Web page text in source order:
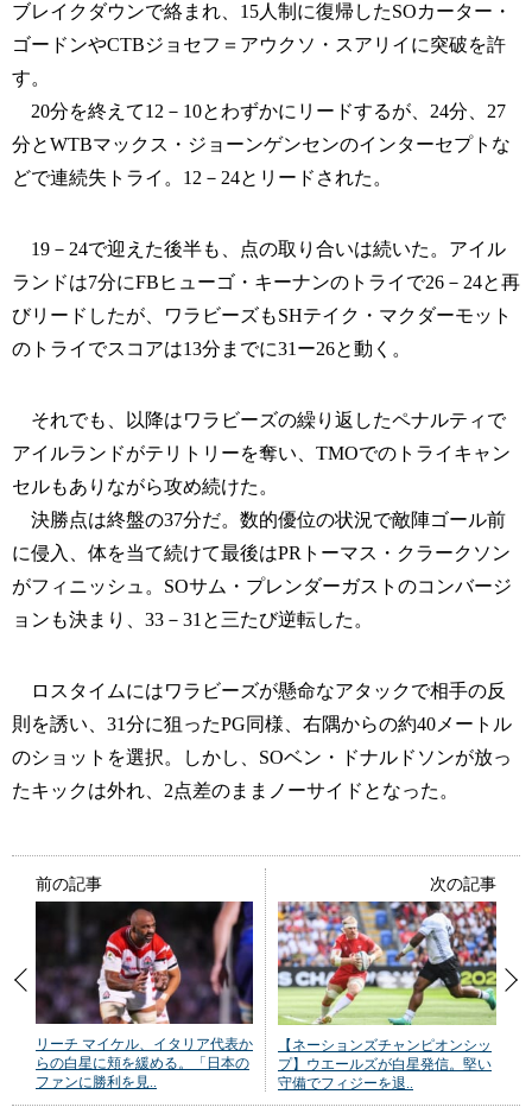
ブレイクダウンで絡まれ、15人制に復帰したSOカーター・
ゴードンやCTBジョセフ＝アウクソ・スアリイに突破を許
す。
20分を終えて12－10とわずかにリードするが、24分、27
分とWTBマックス・ジョーンゲンセンのインターセプトな
どで連続失トライ。12－24とリードされた。
19－24で迎えた後半も、点の取り合いは続いた。アイル
ランドは7分にFBヒューゴ・キーナンのトライで26－24と再
びリードしたが、ワラビーズもSHテイク・マクダーモット
のトライでスコアは13分までに31ー26と動く。
それでも、以降はワラビーズの繰り返したペナルティで
アイルランドがテリトリーを奪い、TMOでのトライキャン
セルもありながら攻め続けた。
決勝点は終盤の37分だ。数的優位の状況で敵陣ゴール前
に侵入、体を当て続けて最後はPRトーマス・クラークソン
がフィニッシュ。SOサム・プレンダーガストのコンバージ
ョンも決まり、33－31と三たび逆転した。
ロスタイムにはワラビーズが懸命なアタックで相手の反
則を誘い、31分に狙ったPG同様、右隅からの約40メートル
のショットを選択。しかし、SOベン・ドナルドソンが放っ
たキックは外れ、2点差のままノーサイドとなった。
前の記事
リーチ マイケル、イタリア代表か
らの白星に頬を緩める。「日本の
ファンに勝利を見..
次の記事
【ネーションズチャンピオンシッ
プ】ウエールズが白星発信。堅い
守備でフィジーを退..